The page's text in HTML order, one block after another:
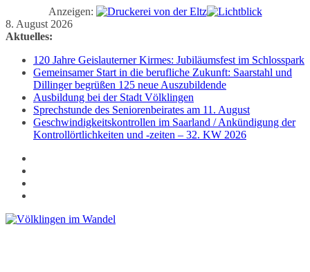
Anzeigen:
Zum
Inhalt
8. August 2026
Aktuelles:
120 Jahre Geislauterner Kirmes: Jubiläumsfest im Schlosspark
Gemeinsamer Start in die berufliche Zukunft: Saarstahl und
Dillinger begrüßen 125 neue Auszubildende
Ausbildung bei der Stadt Völklingen
Sprechstunde des Seniorenbeirates am 11. August
Geschwindigkeitskontrollen im Saarland / Ankündigung der
Kontrollörtlichkeiten und -zeiten – 32. KW 2026